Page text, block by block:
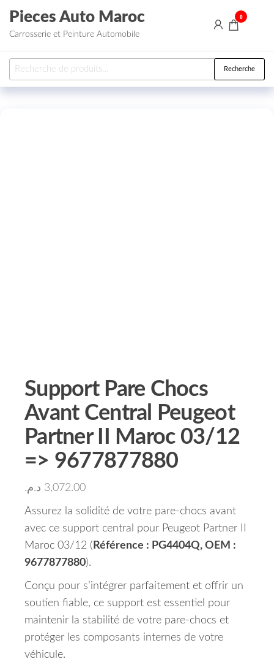
Aller au contenu
Pieces Auto Maroc
Carrosserie et Peinture Automobile
0
Recherche pour : Recherche
Support Pare Chocs
Avant Central Peugeot
Partner II Maroc 03/12
=> 9677877880
3,072.00 د.م.
Assurez la solidité de votre pare-chocs avant
avec ce support central pour Peugeot Partner II
Maroc 03/12 ( Référence : PG4404Q, OEM :
9677877880).
Conçu pour s’intégrer parfaitement et offrir un
soutien fiable, ce support est essentiel pour
maintenir la stabilité de votre pare-chocs et
protéger les composants internes de votre
véhicule.